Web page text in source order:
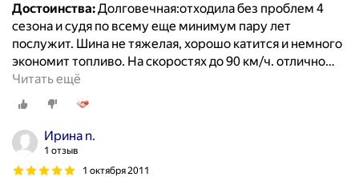
Достоинства:Долговечная:отходила без проблем 4
сезона и судя по всему еще минимум пару лет
послужит. Шина не тяжелая, хорошо катится и немного
экономит топливо. На скоростях до 90 км/ч. отлично…
Читать ещё
Ирина n.
1 отзыв
1 октября 2011